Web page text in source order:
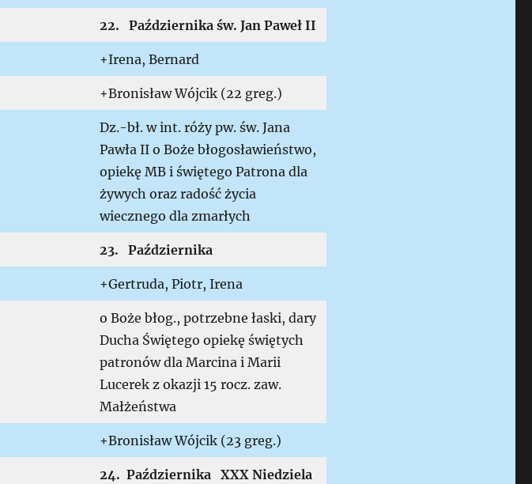
22. Października św. Jan Paweł II
+Irena, Bernard
+Bronisław Wójcik (22 greg.)
Dz.-bł. w int. róży pw. św. Jana
Pawła II o Boże błogosławieństwo,
opiekę MB i świętego Patrona dla
żywych oraz radość życia
wiecznego dla zmarłych
23. Października
+Gertruda, Piotr, Irena
o Boże błog., potrzebne łaski, dary
Ducha Świętego opiekę świętych
patronów dla Marcina i Marii
Lucerek z okazji 15 rocz. zaw.
Małżeństwa
+Bronisław Wójcik (23 greg.)
24. Października XXX Niedziela